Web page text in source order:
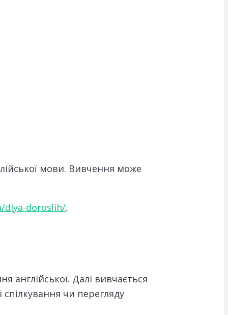
мови. Вивчення може
dlya-doroslih/.
англійської. Далі вивчається
чи перегляду